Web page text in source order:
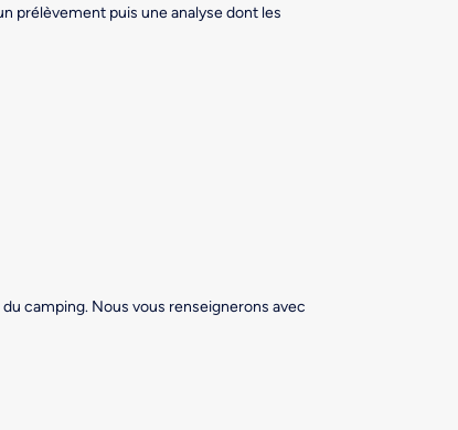
prélèvement puis une analyse dont les
camping. Nous vous renseignerons avec